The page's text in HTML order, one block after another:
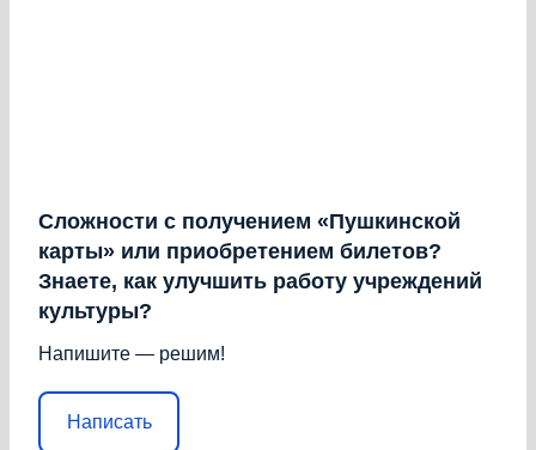
Сложности с получением «Пушкинской
карты» или приобретением билетов?
Знаете, как улучшить работу учреждений
культуры?
Напишите — решим!
Написать